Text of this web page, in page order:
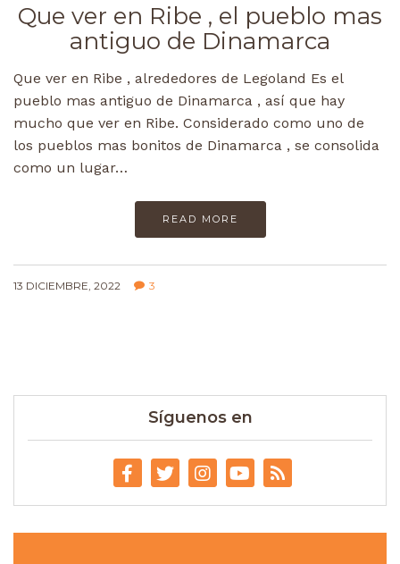
Que ver en Ribe , el pueblo mas
antiguo de Dinamarca
Que ver en Ribe , alrededores de Legoland Es el
pueblo mas antiguo de Dinamarca , así que hay
mucho que ver en Ribe. Considerado como uno de
los pueblos mas bonitos de Dinamarca , se consolida
como un lugar…
READ MORE
13 DICIEMBRE, 2022 3
Síguenos en